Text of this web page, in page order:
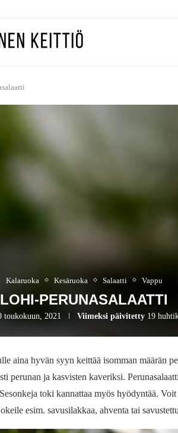
Kalaruoka Kesäruoka Salaatti Vappu
LOHI-PERUNASALAATTI
toukokuun, 2021 Viimeksi päivitetty 19
aina hyvän syyn keittää isomman määrän
perunan ja kasvisten kaveriksi.
toki kannattaa myös hyödyntää.
esim. savusilakkaa, ahventa tai